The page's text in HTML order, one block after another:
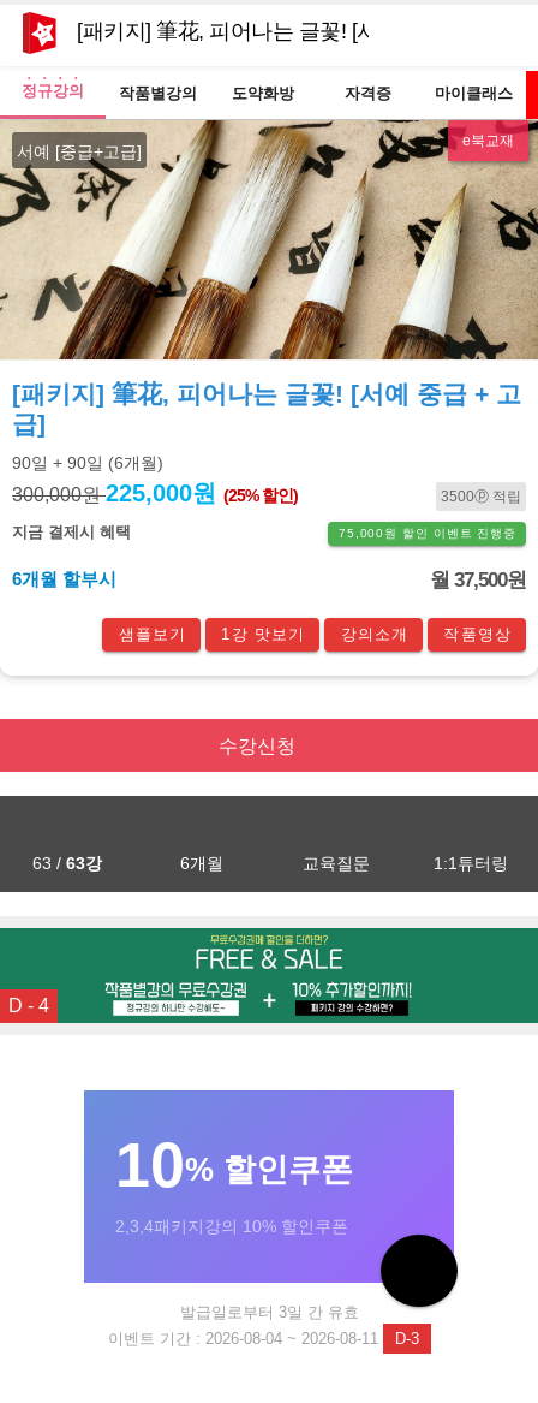
[패키지] 筆花, 피어나는 글꽃! [서예 중급 + 고급]
정규강의 작품별강의 도약화방 자격증 마이클래스
e북교재
서예 [중급+고급]
[패키지] 筆花, 피어나는 글꽃! [서예 중급 + 고
급]
90일 + 90일 (6개월)
300,000원225,000원 (25% 할인) 3500ⓟ 적립
지금 결제시 혜택 75,000원 할인 이벤트 진행중
6개월 할부시 월 37,500원
샘플보기 1강 맛보기 강의소개 작품영상
수강신청
63 / 63강 6개월 교육질문 1:1튜터링
D - 4
10% 할인쿠폰
2,3,4패키지강의 10% 할인쿠폰
발급일로부터 3일 간 유효
이벤트 기간 : 2026-08-04 ~ 2026-08-11
D-3